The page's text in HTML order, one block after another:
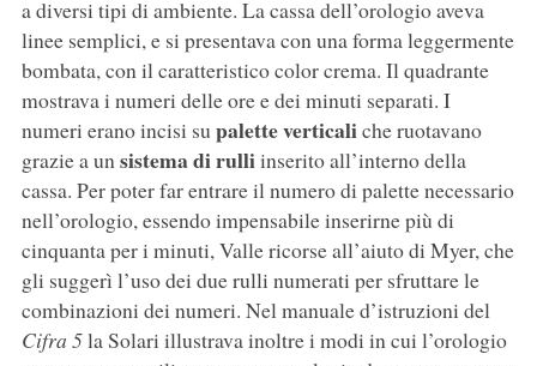
a diversi tipi di ambiente. La cassa dell’orologio aveva
linee semplici, e si presentava con una forma leggermente
bombata, con il caratteristico color crema. Il quadrante
mostrava i numeri delle ore e dei minuti separati. I
numeri erano incisi supalette verticaliche ruotavano
grazie a unsistema di rulliinserito all’interno della
cassa. Per poter far entrare il numero di palette necessario
nell’orologio, essendo impensabile inserirne più di
cinquanta per i minuti, Valle ricorse all’aiuto di Myer, che
gli suggerì l’uso dei due rulli numerati per sfruttare le
combinazioni dei numeri. Nel manuale d’istruzioni del
Cifra 5la Solari illustrava inoltre i modi in cui l’orologio